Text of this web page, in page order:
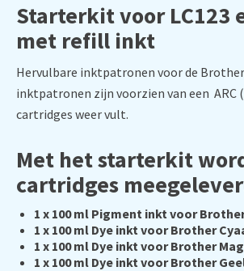
Starterkit voor LC123
met refill inkt
Hervulbare inktpatronen voor de Brother
inktpatronen zijn voorzien van een ARC
cartridges weer vult.
Met het starterkit
cartridges
1 x 100 ml Pigment inkt voor
1 x 100 ml Dye inkt voor Brother
1 x 100 ml Dye inkt voor Brother
1 x 100 ml Dye inkt voor Brother